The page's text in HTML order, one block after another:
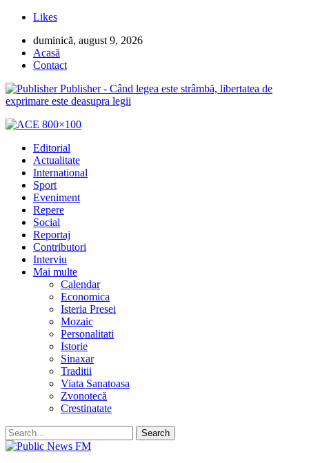
Likes
duminică, august 9, 2026
Acasă
Contact
Publisher - Când legea este strâmbă, libertatea de
exprimare este deasupra legii
Editorial
Actualitate
International
Sport
Eveniment
Repere
Social
Reportaj
Contributori
Interviu
Mai multe
Calendar
Economica
Isteria Presei
Mozaic
Personalitati
Istorie
Sinaxar
Traditii
Viata Sanatoasa
Zvonotecă
Crestinatate